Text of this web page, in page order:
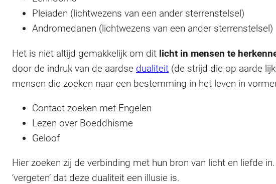
Pleiaden (lichtwezens van een ander sterrenstelsel)
Andromedanen (lichtwezens van een ander sterrenstelsel)
Het is niet altijd gemakkelijk om dit licht in mensen te
door de indruk van de aardse dualiteit (de strijd die op aarde
mensen die zoeken naar een bestemming in het leven in
Contact zoeken met Engelen
Lezen over Boeddhisme
Geloof
Hier zoeken zij de verbinding met hun bron van licht en liefde
‘vergeten’ dat deze dualiteit een illusie is.